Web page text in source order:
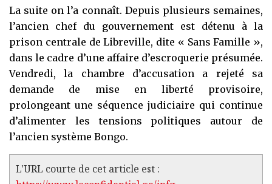
La suite on l’a connaît. Depuis plusieurs semaines,
l’ancien chef du gouvernement est détenu à la
prison centrale de Libreville, dite « Sans Famille »,
dans le cadre d’une affaire d’escroquerie présumée.
Vendredi, la chambre d’accusation a rejeté sa
demande de mise en liberté provisoire,
prolongeant une séquence judiciaire qui continue
d’alimenter les tensions politiques autour de
l’ancien système Bongo.
L'URL courte de cet article est :